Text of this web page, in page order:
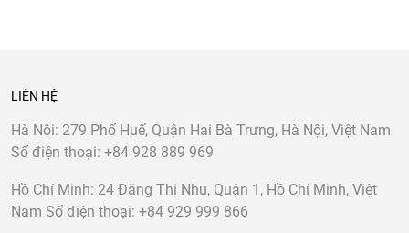
LIÊN HỆ
Hà Nội: 279 Phố Huế, Quận Hai Bà Trưng, Hà Nội, Việt Nam
Số điện thoại: +84 928 889 969
Hồ Chí Minh: 24 Đặng Thị Nhu, Quận 1, Hồ Chí Minh, Việt
Nam Số điện thoại: +84 929 999 866